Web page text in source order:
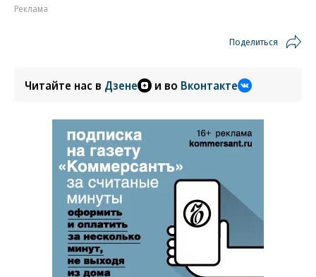
Реклама
Поделиться
Читайте нас в Дзене и во Вконтакте